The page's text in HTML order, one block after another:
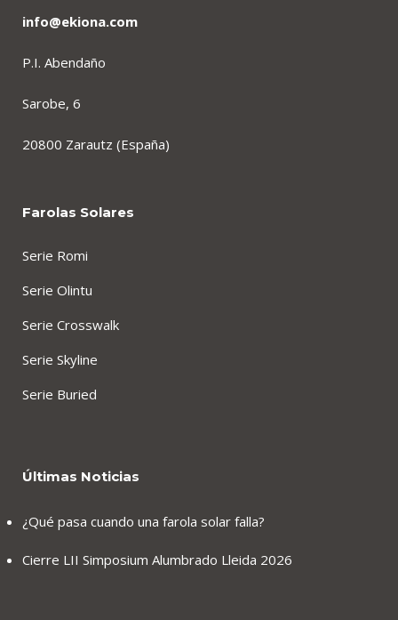
info@ekiona.com
P.I. Abendaño
Sarobe, 6
20800 Zarautz (España)
Farolas Solares
Serie Romi
Serie Olintu
Serie Crosswalk
Serie Skyline
Serie Buried
Últimas Noticias
¿Qué pasa cuando una farola solar falla?
Cierre LII Simposium Alumbrado Lleida 2026